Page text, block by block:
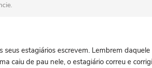
seus estagiários escrevem. Lembrem
caiu de pau nele, o estagiário correu e